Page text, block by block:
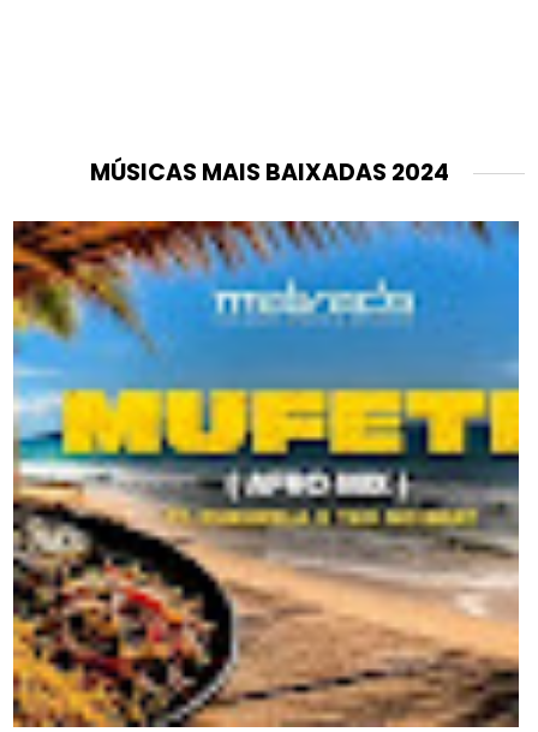
MÚSICAS MAIS BAIXADAS 2024